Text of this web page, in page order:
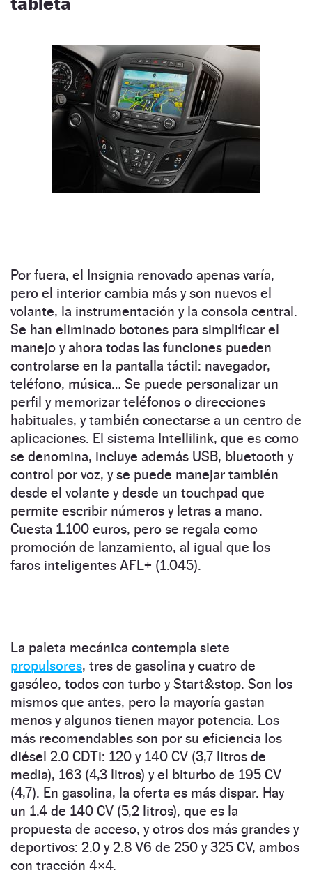
Por fuera, el Insignia renovado apenas varía,
pero el interior cambia más y son nuevos el
volante, la instrumentación y la consola central.
Se han eliminado botones para simplificar el
manejo y ahora todas las funciones pueden
controlarse en la pantalla táctil: navegador,
teléfono, música… Se puede personalizar un
perfil y memorizar teléfonos o direcciones
habituales, y también conectarse a un centro de
aplicaciones. El sistema Intellilink, que es como
se denomina, incluye además USB, bluetooth y
control por voz, y se puede manejar también
desde el volante y desde un touchpad que
permite escribir números y letras a mano.
Cuesta 1.100 euros, pero se regala como
promoción de lanzamiento, al igual que los
faros inteligentes AFL+ (1.045).
La paleta mecánica contempla siete
propulsores, tres de gasolina y cuatro de
gasóleo, todos con turbo y Start&stop. Son los
mismos que antes, pero la mayoría gastan
menos y algunos tienen mayor potencia. Los
más recomendables son por su eficiencia los
diésel 2.0 CDTi: 120 y 140 CV (3,7 litros de
media), 163 (4,3 litros) y el biturbo de 195 CV
(4,7). En gasolina, la oferta es más dispar. Hay
un 1.4 de 140 CV (5,2 litros), que es la
propuesta de acceso, y otros dos más grandes y
deportivos: 2.0 y 2.8 V6 de 250 y 325 CV, ambos
con tracción 4×4.